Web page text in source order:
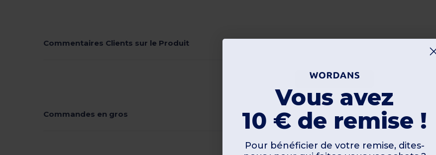
Commentaires Clients sur le Produit
Ajouter un avis
Commandes en gros
Vous avez
10 € de remise !
Pour bénéficier de votre remise, dites-